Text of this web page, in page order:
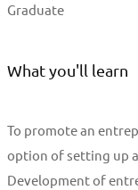
Graduate
What you'll learn
To promote an
option of setting up
Development of